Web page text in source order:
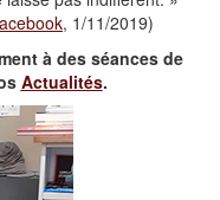
, 1/11/2019)
à des séances de
Actualités.